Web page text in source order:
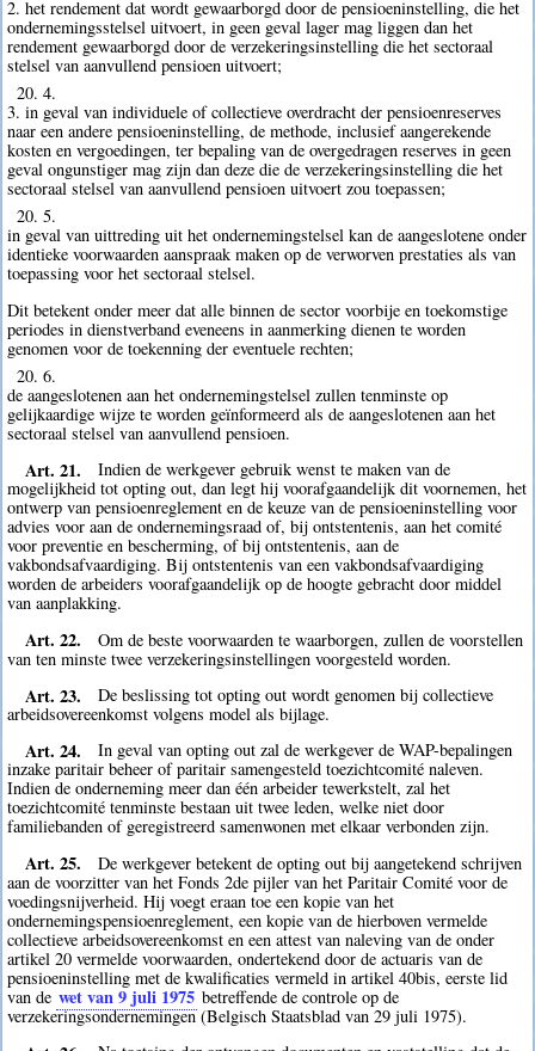
2. het rendement dat wordt gewaarborgd door de pensioeninstelling, die het
ondernemingsstelsel uitvoert, in geen geval lager mag liggen dan het
rendement gewaarborgd door de verzekeringsinstelling die het sectoraal
stelsel van aanvullend pensioen uitvoert;
20. 4.
3. in geval van individuele of collectieve overdracht der pensioenreserves
naar een andere pensioeninstelling, de methode, inclusief aangerekende
kosten en vergoedingen, ter bepaling van de overgedragen reserves in geen
geval ongunstiger mag zijn dan deze die de verzekeringsinstelling die het
sectoraal stelsel van aanvullend pensioen uitvoert zou toepassen;
20. 5.
in geval van uittreding uit het ondernemingstelsel kan de aangeslotene onder
identieke voorwaarden aanspraak maken op de verworven prestaties als van
toepassing voor het sectoraal stelsel.
Dit betekent onder meer dat alle binnen de sector voorbije en toekomstige
periodes in dienstverband eveneens in aanmerking dienen te worden
genomen voor de toekenning der eventuele rechten;
20. 6.
de aangeslotenen aan het ondernemingstelsel zullen tenminste op
gelijkaardige wijze te worden geïnformeerd als de aangeslotenen aan het
sectoraal stelsel van aanvullend pensioen.
Art. 21.
Indien de werkgever gebruik wenst te maken van de
mogelijkheid tot opting out, dan legt hij voorafgaandelijk dit voornemen, het
ontwerp van pensioenreglement en de keuze van de pensioeninstelling voor
advies voor aan de ondernemingsraad of, bij ontstentenis, aan het comité
voor preventie en bescherming, of bij ontstentenis, aan de
vakbondsafvaardiging. Bij ontstentenis van een vakbondsafvaardiging
worden de arbeiders voorafgaandelijk op de hoogte gebracht door middel
van aanplakking.
Art. 22.
Om de beste voorwaarden te waarborgen, zullen de voorstellen
van ten minste twee verzekeringsinstellingen voorgesteld worden.
Art. 23.
De beslissing tot opting out wordt genomen bij collectieve
arbeidsovereenkomst volgens model als bijlage.
Art. 24.
In geval van opting out zal de werkgever de WAP-bepalingen
inzake paritair beheer of paritair samengesteld toezichtcomité naleven.
Indien de onderneming meer dan één arbeider tewerkstelt, zal het
toezichtcomité tenminste bestaan uit twee leden, welke niet door
familiebanden of geregistreerd samenwonen met elkaar verbonden zijn.
Art. 25.
De werkgever betekent de opting out bij aangetekend schrijven
aan de voorzitter van het Fonds 2de pijler van het Paritair Comité voor de
voedingsnijverheid. Hij voegt eraan toe een kopie van het
ondernemingspensioenreglement, een kopie van de hierboven vermelde
collectieve arbeidsovereenkomst en een attest van naleving van de onder
artikel 20 vermelde voorwaarden, ondertekend door de actuaris van de
pensioeninstelling met de kwalificaties vermeld in artikel 40bis, eerste lid
van de wet van 9 juli 1975 betreffende de controle op de
verzekeringsondernemingen (Belgisch Staatsblad van 29 juli 1975).